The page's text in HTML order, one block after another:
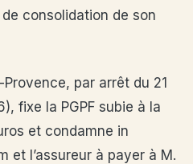
consolidation de son
Provence, par arrêt du 21
fixe la PGPF subie à la
et condamne in
et l’assureur à payer à M.